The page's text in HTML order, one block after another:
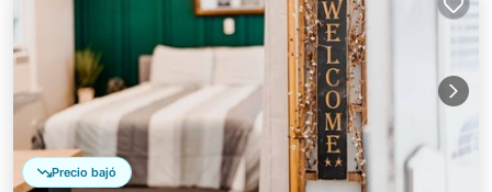
Precio bajó